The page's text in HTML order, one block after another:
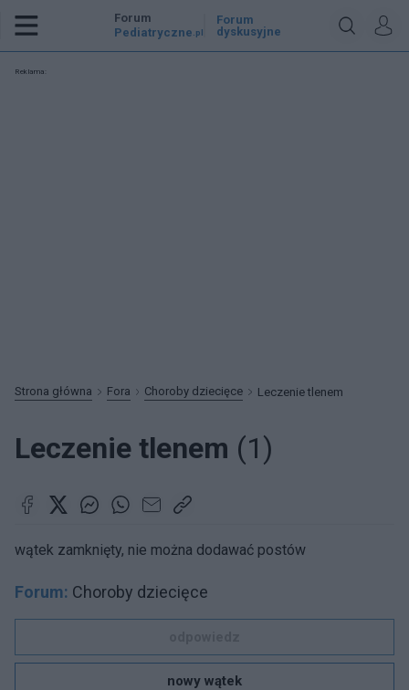
Forum
Pediatryczne .pl
Forum
dyskusyjne
Reklama:
Strona główna Fora Choroby dziecięce Leczenie tlenem
Leczenie tlenem (1)
wątek zamknięty, nie można dodawać postów
Forum: Choroby dziecięce
nowy wątek